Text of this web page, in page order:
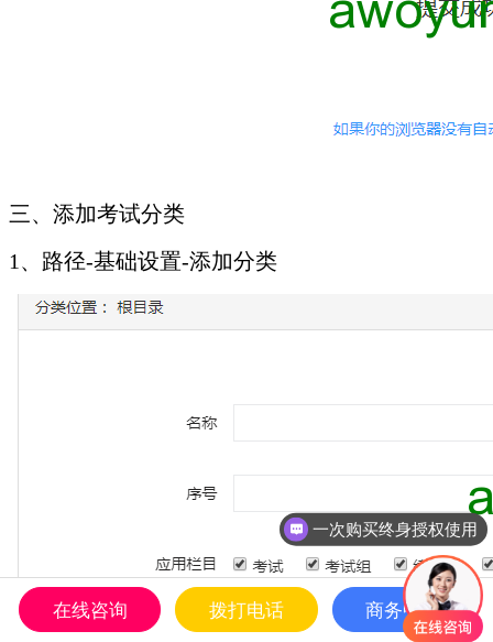
三、添加考试分类
1、路径-基础设置-添加分类
一次购买终身授权使用
在线咨询 拨打电话 商务中心